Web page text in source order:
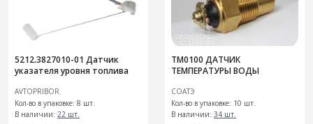
5212.3827010-01 Датчик
указателя уровня топлива
AVTOPRIBOR
Кол-во в упаковке: 8 шт.
В наличии: 22 шт.
ТМ0100 ДАТЧИК
ТЕМПЕРАТУРЫ ВОДЫ
СОАТЭ
Кол-во в упаковке: 10 шт.
В наличии: 34 шт.